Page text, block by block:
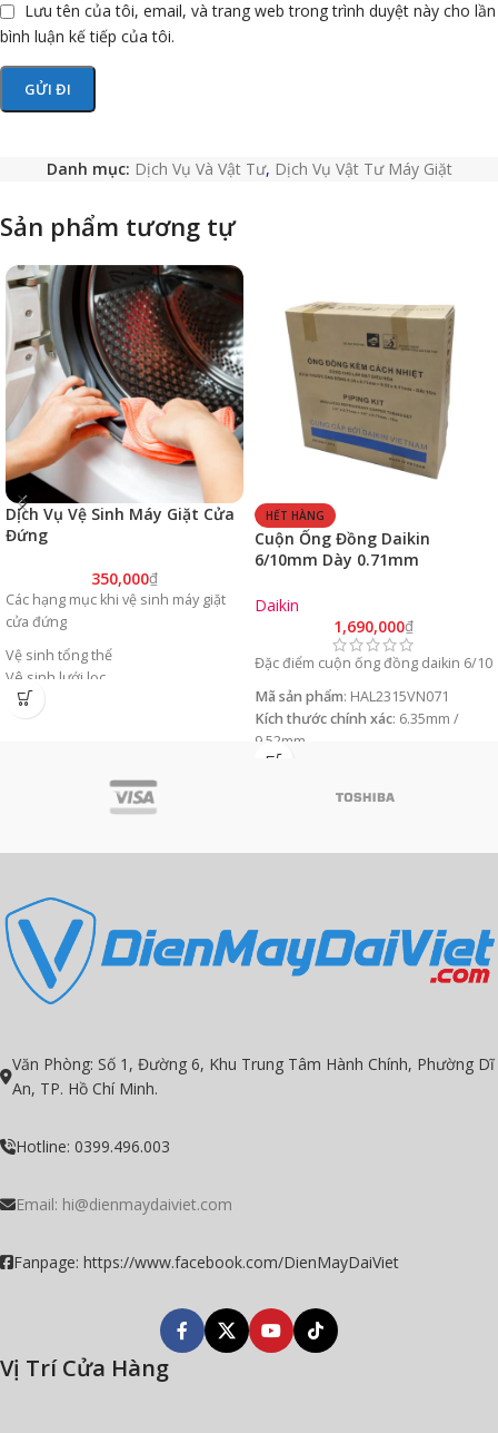
Lưu tên của tôi, email, và trang web trong trình duyệt này cho lần
bình luận kế tiếp của tôi.
Danh mục: Dịch Vụ Và Vật Tư, Dịch Vụ Vật Tư Máy Giặt
Sản phẩm tương tự
Dịch Vụ Vệ Sinh Máy Giặt Cửa
Đứng
350,000₫
Các hạng mục khi vệ sinh máy giặt
cửa đứng
Vệ sinh tổng thể
Vê sinh lưới lọc
Vệ sinh ống thoát nước máy giặt
HẾT HÀNG
Cuộn Ống Đồng Daikin
6/10mm Dày 0.71mm
gồm cách nhiệt)
Daikin
1,690,000₫
Đặc điểm cuộn ống đồng daikin 6/10
Mã sản phẩm: HAL2315VN071
Kích thước chính xác: 6.35mm /
9.52mm
Độ dày
Đã bao gồm cach nhiệt
Tiêu chuẩn: ISO 9001:2015
Văn Phòng: Số 1, Đường 6, Khu Trung Tâm Hành Chính, Phường Dĩ
An, TP. Hồ Chí Minh.
Hotline: 0399.496.003
Email: hi@dienmaydaiviet.com
Fanpage: https://www.facebook.com/DienMayDaiViet
Vị Trí Cửa Hàng